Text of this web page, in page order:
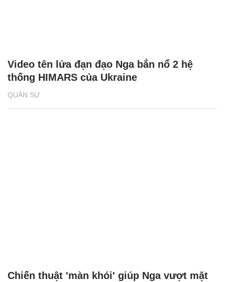
QUÂN SỰ
Video tên lửa đạn đạo Nga bắn nổ 2 hệ
thống HIMARS của Ukraine
Chiến thuật 'màn khói' giúp Nga vượt mặt